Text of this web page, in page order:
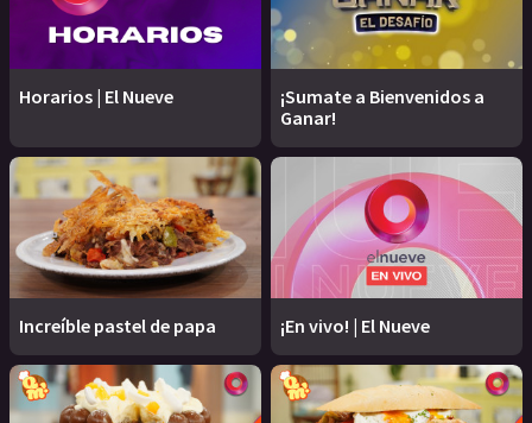
Horarios | El Nueve
¡Sumate a Bienvenidos a
Ganar!
Increíble pastel de papa ¡En vivo! | El Nueve